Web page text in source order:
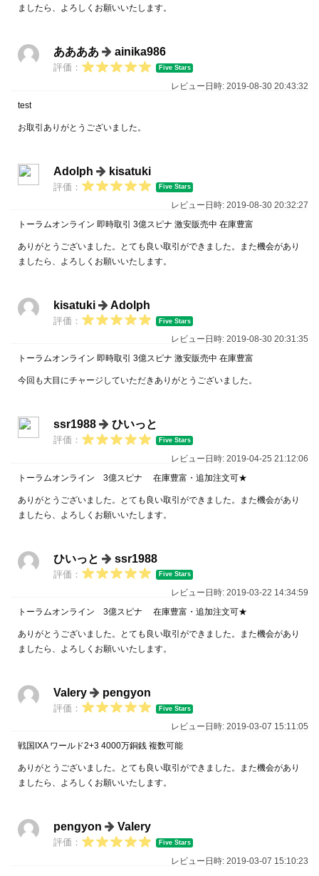
ましたら、よろしくお願いいたします。
ああああ ainika986
評価： Five Stars
レビュー日時: 2019-08-30 20:43:32
test
お取引ありがとうございました。
Adolph kisatuki
評価： Five Stars
レビュー日時: 2019-08-30 20:32:27
トーラムオンライン 即時取引 3億スピナ 激安販売中 在庫豊富
ありがとうございました。とても良い取引ができました。また機会があり
ましたら、よろしくお願いいたします。
kisatuki Adolph
評価： Five Stars
レビュー日時: 2019-08-30 20:31:35
トーラムオンライン 即時取引 3億スピナ 激安販売中 在庫豊富
今回も大目にチャージしていただきありがとうございました。
ssr1988 ひいっと
評価： Five Stars
レビュー日時: 2019-04-25 21:12:06
トーラムオンライン 3億スピナ 在庫豊富・追加注文可★
ありがとうございました。とても良い取引ができました。また機会があり
ましたら、よろしくお願いいたします。
ひいっと ssr1988
評価： Five Stars
レビュー日時: 2019-03-22 14:34:59
トーラムオンライン 3億スピナ 在庫豊富・追加注文可★
ありがとうございました。とても良い取引ができました。また機会があり
ましたら、よろしくお願いいたします。
Valery pengyon
評価： Five Stars
レビュー日時: 2019-03-07 15:11:05
戦国IXA ワールド2+3 4000万銅銭 複数可能
ありがとうございました。とても良い取引ができました。また機会があり
ましたら、よろしくお願いいたします。
pengyon Valery
評価： Five Stars
レビュー日時: 2019-03-07 15:10:23